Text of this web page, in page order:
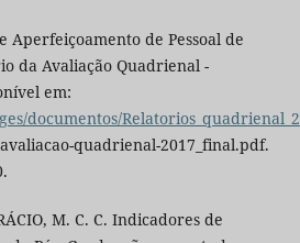
Aperfeiçoamento de Pessoal de
da Avaliação Quadrienal -
em:
documentos/
quadrienal-2017_final.pdf.
M. C. C. Indicadores de